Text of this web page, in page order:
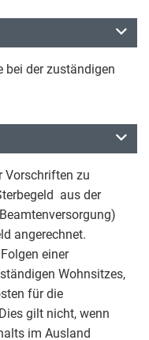
bei der zuständigen
Vorschriften zu
aus der
angerechnet.
einer
Wohnsitzes,
für die
gilt nicht, wenn
im Ausland